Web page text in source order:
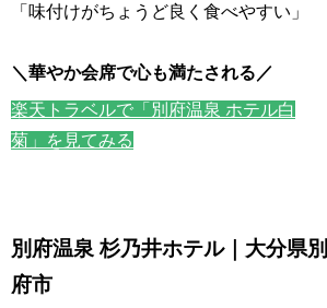
「味付けがちょうど良く食べやすい」
＼華やか会席で心も満たされる／
楽天トラベルで「別府温泉 ホテル白
菊」を見てみる
別府温泉 杉乃井ホテル｜大分県別
府市